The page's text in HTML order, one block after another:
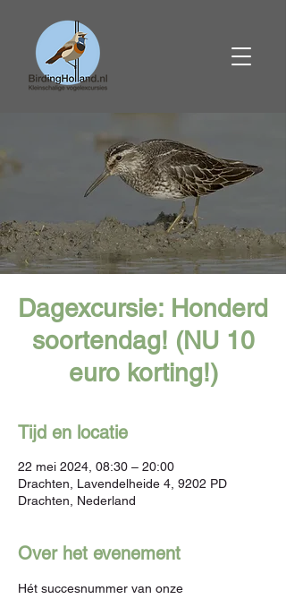
Dagexcursie: Honderd
soortendag! (NU 10
euro korting!)
Tijd en locatie
22 mei 2024, 08:30 – 20:00
Drachten, Lavendelheide 4, 9202 PD
Drachten, Nederland
Over het evenement
Hét succesnummer van onze